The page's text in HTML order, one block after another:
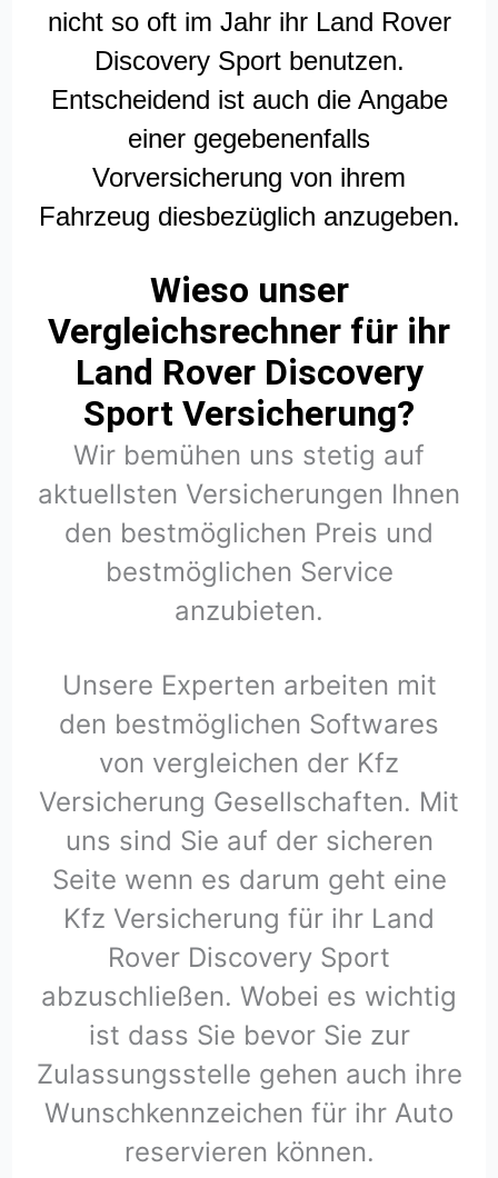
nicht so oft im Jahr ihr Land Rover
Discovery Sport benutzen.
Entscheidend ist auch die Angabe
einer gegebenenfalls
Vorversicherung von ihrem
Fahrzeug diesbezüglich anzugeben.
Wieso unser
Vergleichsrechner für ihr
Land Rover Discovery
Sport Versicherung?
Wir bemühen uns stetig auf
aktuellsten Versicherungen Ihnen
den bestmöglichen Preis und
bestmöglichen Service
anzubieten.
Unsere Experten arbeiten mit
den bestmöglichen Softwares
von vergleichen der Kfz
Versicherung Gesellschaften. Mit
uns sind Sie auf der sicheren
Seite wenn es darum geht eine
Kfz Versicherung für ihr Land
Rover Discovery Sport
abzuschließen. Wobei es wichtig
ist dass Sie bevor Sie zur
Zulassungsstelle gehen auch ihre
Wunschkennzeichen für ihr Auto
reservieren können.